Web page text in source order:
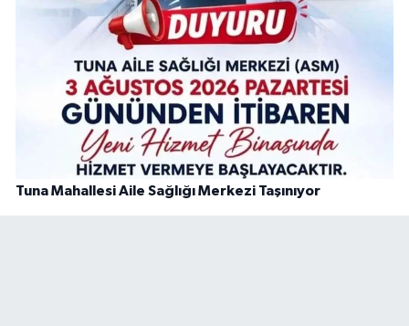
Tuna Mahallesi Aile Sağlığı Merkezi Taşınıyor